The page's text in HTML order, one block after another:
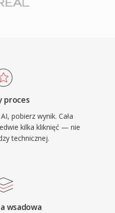
proces
pobierz wynik. Cała
kilka kliknięć — nie
technicznej.
wsadowa